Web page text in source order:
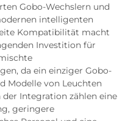
Gobo-Wechslern und
intelligenten
Kompatibilität macht
Investition für
da ein einziger Gobo-
Modelle von Leuchten
der Integration zählen eine
geringere